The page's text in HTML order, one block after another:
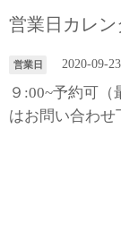
営業日カレン
営業日 2020-09-
９:00~予約可
はお問い合わせ